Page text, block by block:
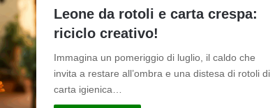
Leone da rotoli e carta crespa:
riciclo creativo!
Immagina un pomeriggio di luglio, il caldo che
invita a restare all’ombra e una distesa di rotoli di
carta igienica…